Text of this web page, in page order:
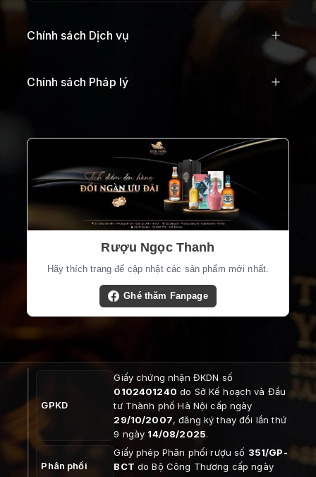
Chính sách Dịch vụ
Chính sách Pháp lý
Rượu Ngọc Thanh
Hãy thích trang để cập nhật các sản phẩm mới nhất.
Ghé thăm Fanpage
GPKD
Giấy chứng nhận ĐKDN số
0102401240 do Sở Kế hoạch và Đầu
tư Thành phố Hà Nội cấp ngày
29/10/2007, đăng ký thay đổi lần thứ
9 ngày 14/08/2025.
Phân phối
Giấy phép Phân phối rượu số 351/GP-
BCT do Bộ Công Thương cấp ngày